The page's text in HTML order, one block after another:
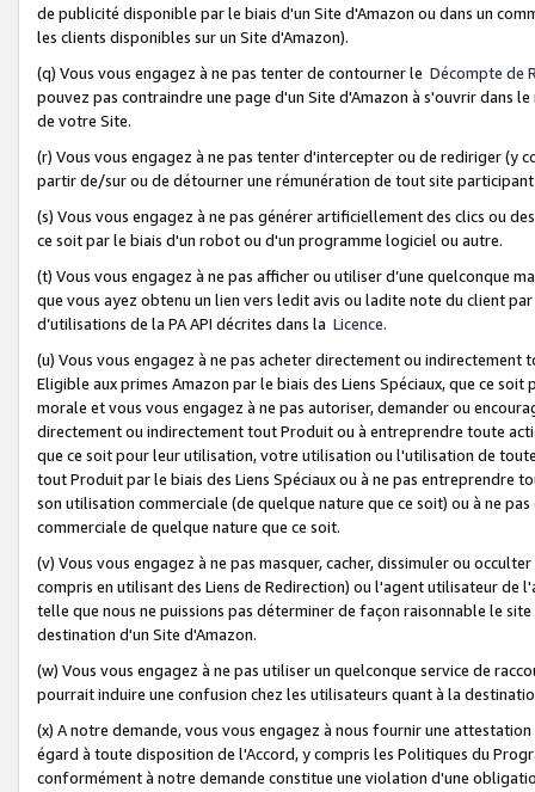
de publicité disponible par le biais d'un Site d'Amazon ou dans un
les clients disponibles sur un Site d'Amazon).
(q) Vous vous engagez à ne pas tenter de contourner le Décompte de
pouvez pas contraindre une page d'un Site d'Amazon à s'ouvrir dans
de votre Site.
(r) Vous vous engagez à ne pas tenter d'intercepter ou de rediriger
partir de/sur ou de détourner une rémunération de tout site
(s) Vous vous engagez à ne pas générer artificiellement des clics ou
ce soit par le biais d'un robot ou d'un programme logiciel ou autre.
(t) Vous vous engagez à ne pas afficher ou utiliser d’une quelconque
que vous ayez obtenu un lien vers ledit avis ou ladite note du client
d’utilisations de la PA API décrites dans la Licence.
(u) Vous vous engagez à ne pas acheter directement ou
Eligible aux primes Amazon par le biais des Liens Spéciaux, que ce
morale et vous vous engagez à ne pas autoriser, demander ou
directement ou indirectement tout Produit ou à entreprendre toute
que ce soit pour leur utilisation, votre utilisation ou l'utilisation de
tout Produit par le biais des Liens Spéciaux ou à ne pas entreprendre
son utilisation commerciale (de quelque nature que ce soit) ou à ne
commerciale de quelque nature que ce soit.
(v) Vous vous engagez à ne pas masquer, cacher, dissimuler ou
compris en utilisant des Liens de Redirection) ou l'agent utilisateur
telle que nous ne puissions pas déterminer de façon raisonnable le
destination d'un Site d'Amazon.
(w) Vous vous engagez à ne pas utiliser un quelconque service de
pourrait induire une confusion chez les utilisateurs quant à la
(x) A notre demande, vous vous engagez à nous fournir une
égard à toute disposition de l'Accord, y compris les Politiques du
conformément à notre demande constitue une violation d'une